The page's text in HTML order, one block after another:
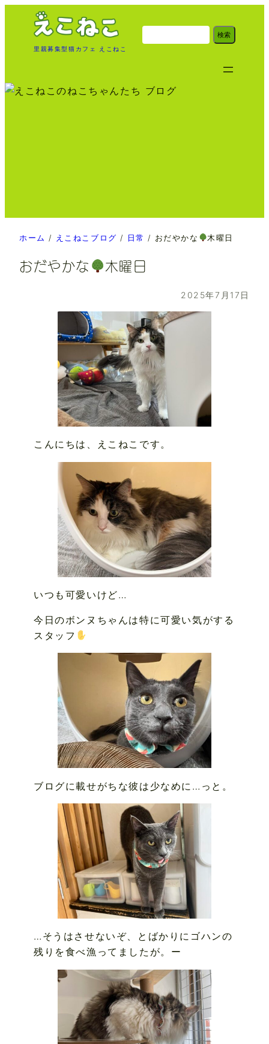
ッ
里親募集型猫カフェ えこねこ
検
索
検索
ホーム / えこねこブログ / 日常 / おだやかな 木曜日
おだやかな 木曜日
2025年7月17日
こんにちは、えこねこです。
いつも可愛いけど…
今日のボンヌちゃんは特に可愛い気がする
スタッフ
ブログに載せがちな彼は少なめに…っと。
…そうはさせないぞ、とばかりにゴハンの
残りを食べ漁ってましたが。ー